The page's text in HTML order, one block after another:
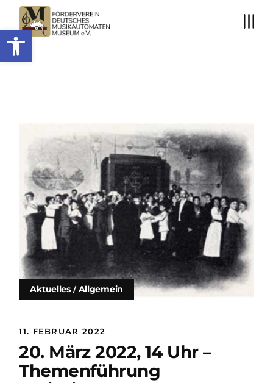
Open toolbar
Aktuelles Allgemein
11. FEBRUAR 2022
20. März 2022, 14 Uhr –
Themenführung